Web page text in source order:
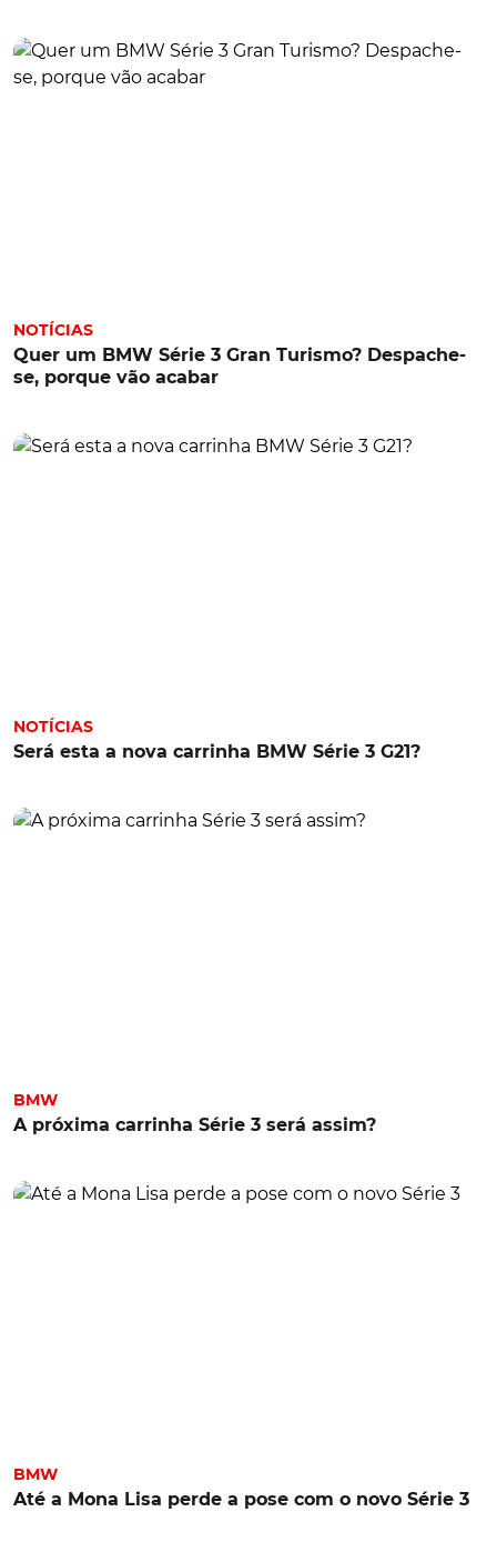
NOTÍCIAS
Quer um BMW Série 3 Gran Turismo? Despache-
se, porque vão acabar
NOTÍCIAS
Será esta a nova carrinha BMW Série 3 G21?
BMW
A próxima carrinha Série 3 será assim?
BMW
Até a Mona Lisa perde a pose com o novo Série 3